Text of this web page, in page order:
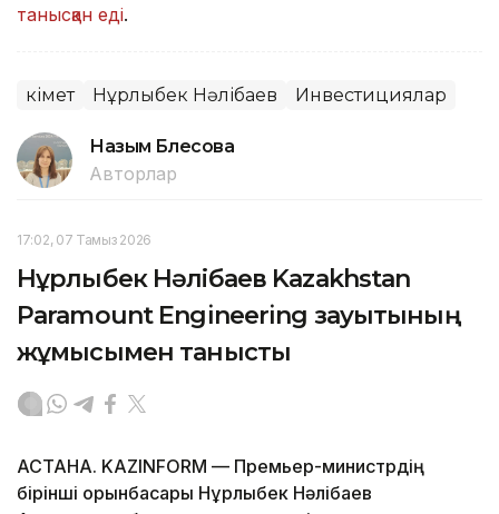
танысқан еді.
Үкімет Нұрлыбек Нәлібаев Инвестициялар
Назым Бөлесова
Авторлар
17:02, 07 Тамыз 2026
Нұрлыбек Нәлібаев Kazakhstan
Paramount Engineering зауытының
жұмысымен танысты
АСТАНА. KAZINFORM — Премьер-министрдің
бірінші орынбасары Нұрлыбек Нәлібаев